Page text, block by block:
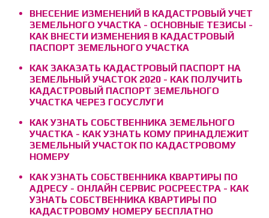
ВНЕСЕНИЕ ИЗМЕНЕНИЙ В КАДАСТРОВЫЙ УЧЕТ
ЗЕМЕЛЬНОГО УЧАСТКА - ОСНОВНЫЕ ТЕЗИСЫ -
КАК ВНЕСТИ ИЗМЕНЕНИЯ В КАДАСТРОВЫЙ
ПАСПОРТ ЗЕМЕЛЬНОГО УЧАСТКА
КАК ЗАКАЗАТЬ КАДАСТРОВЫЙ ПАСПОРТ НА
ЗЕМЕЛЬНЫЙ УЧАСТОК 2020 - КАК ПОЛУЧИТЬ
КАДАСТРОВЫЙ ПАСПОРТ ЗЕМЕЛЬНОГО
УЧАСТКА ЧЕРЕЗ ГОСУСЛУГИ
КАК УЗНАТЬ СОБСТВЕННИКА ЗЕМЕЛЬНОГО
УЧАСТКА - КАК УЗНАТЬ КОМУ ПРИНАДЛЕЖИТ
ЗЕМЕЛЬНЫЙ УЧАСТОК ПО КАДАСТРОВОМУ
НОМЕРУ
КАК УЗНАТЬ СОБСТВЕННИКА КВАРТИРЫ ПО
АДРЕСУ - ОНЛАЙН СЕРВИС РОСРЕЕСТРА - КАК
УЗНАТЬ СОБСТВЕННИКА КВАРТИРЫ ПО
КАДАСТРОВОМУ НОМЕРУ БЕСПЛАТНО